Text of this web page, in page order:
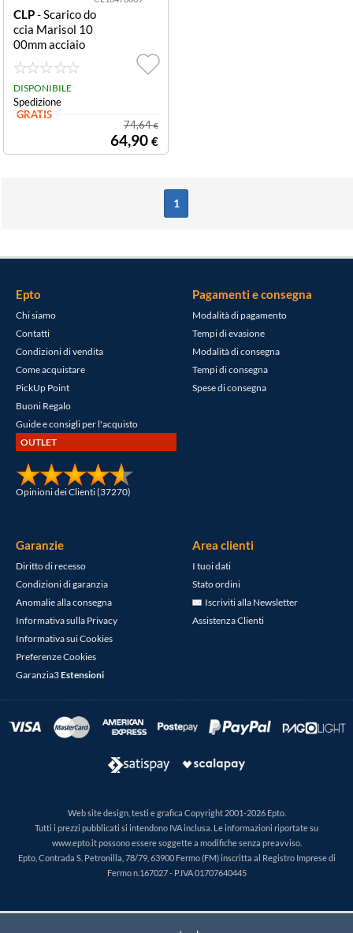
CLP- Scarico do
ccia Marisol 10
00mm acciaio
DISPONIBILE
Spedizione
GRATIS
74,64€
64,90 €
1
Epto
Chi siamo
Contatti
Condizioni di vendita
Come acquistare
PickUp Point
Buoni Regalo
Guide e consigli per l'acquisto
OUTLET
Opinioni dei Clienti (37270)
Pagamenti e consegna
Modalità di pagamento
Tempi di evasione
Modalità di consegna
Tempi di consegna
Spese di consegna
Garanzie
Diritto di recesso
Condizioni di garanzia
Anomalie alla consegna
Informativa sulla Privacy
Informativa sui Cookies
Preferenze Cookies
Garanzia3Estensioni
Area clienti
I tuoi dati
Stato ordini
Iscriviti alla Newsletter
Assistenza Clienti
Web site design, testi e grafica Copyright 2001-2026 Epto.
Tutti i prezzi pubblicati si intendono IVA inclusa. Le informazioni riportate su
www.epto.it possono essere soggette a modifiche senza preavviso.
Epto, Contrada S. Petronilla, 78/79, 63900 Fermo (FM) inscritta al Registro Imprese di
Fermo n.167027 - P.IVA 01707640445